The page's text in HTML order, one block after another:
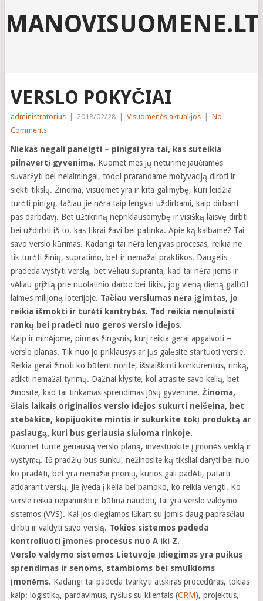
MANOVISUOMENE.LT
VERSLO POKYČIAI
administratorius 2018/02/28 Visuomenės aktualijos
No
Comments
Niekas negali paneigti – pinigai yra tai, kas suteikia
pilnavertį gyvenimą. Kuomet mes jų neturime jaučiamės
suvaržyti bei nelaimingai, todėl prarandame motyvaciją dirbti ir
siekti tikslų. Žinoma, visuomet yra ir kita galimybę, kuri leidžia
turėti pinigų, tačiau jie nėra taip lengvai uždirbami, kaip dirbant
pas darbdavį. Bet užtikriną nepriklausomybę ir visišką laisvę dirbti
bei uždirbti iš to, kas tikrai žavi bei patinka. Apie ką kalbame? Tai
savo verslo kūrimas. Kadangi tai nėra lengvas procesas, reikia ne
tik turėti žinių, supratimo, bet ir nemažai praktikos. Daugelis
pradeda vystyti verslą, bet vėliau supranta, kad tai nėra jiems ir
vėliau grįžtą prie nuolatinio darbo bei tikisi, jog vieną dieną galbūt
laimės milijoną loterijoje. Tačiau verslumas nėra įgimtas, jo
reikia išmokti ir turėti kantrybės. Tad reikia nenuleisti
rankų bei pradėti nuo geros verslo idėjos.
Kaip ir minėjome, pirmas žingsnis, kurį reikia gerai apgalvoti –
verslo planas. Tik nuo jo priklausys ar jūs galėsite startuoti versle.
Reikia gerai žinoti ko būtent norite, išsiaiškinti konkurentus, rinką,
atlikti nemažai tyrimų. Dažnai klysite, kol atrasite savo kelią, bet
žinosite, kad tai tinkamas sprendimas jūsų gyvenime. Žinoma,
šiais laikais originalios verslo idėjos sukurti neišeina, bet
stebėkite, kopijuokite mintis ir sukurkite tokį produktą ar
paslaugą, kuri bus geriausia siūloma rinkoje.
Kuomet turite geriausią verslo planą, investuokite į įmonės veiklą ir
vystymą. Iš pradžių bus sunku, nežinosite ką tiksliai daryti bei nuo
ko pradėti, bet yra nemažai įmonių, kurios gali padėti, patarti
atidarant verslą. Jie įveda į kelia bei pamoko, ko reikia vengti. Ko
versle reikia nepamiršti ir būtina naudoti, tai yra verslo valdymo
sistemos (VVS). Kai jos diegiamos iškart su jomis daug paprasčiau
dirbti ir valdyti savo verslą. Tokios sistemos padeda
kontroliuoti įmonės procesus nuo A iki Z.
Verslo valdymo sistemos Lietuvoje įdiegimas yra puikus
sprendimas ir senoms, stambioms bei smulkioms
įmonėms. Kadangi tai padeda tvarkyti atskiras procedūras, tokias
kaip: logistiką, pardavimus, ryšius su klientais (CRM), projektus,